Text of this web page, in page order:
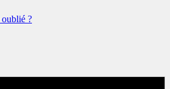
oublié ?